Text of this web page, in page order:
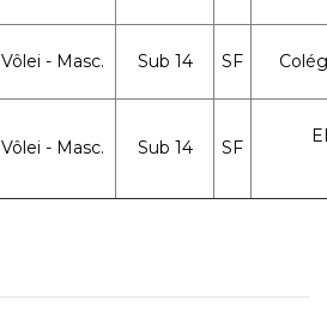
Vôlei - Masc. Sub 14 SF
Vôlei - Masc. Sub 14 SF